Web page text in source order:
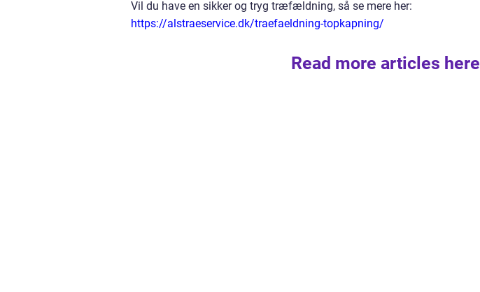
Vil du have en sikker og tryg træfældning, så se mere her:
https://alstraeservice.dk/traefaeldning-topkapning/
Read more articles here